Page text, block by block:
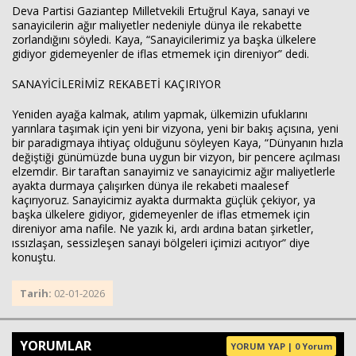
Deva Partisi Gaziantep Milletvekili Ertuğrul Kaya, sanayi ve
sanayicilerin ağır maliyetler nedeniyle dünya ile rekabette
zorlandığını söyledi. Kaya, “Sanayicilerimiz ya başka ülkelere
gidiyor gidemeyenler de iflas etmemek için direniyor” dedi.
SANAYİCİLERİMİZ REKABETİ KAÇIRIYOR
Yeniden ayağa kalmak, atılım yapmak, ülkemizin ufuklarını
yarınlara taşımak için yeni bir vizyona, yeni bir bakış açısına, yeni
bir paradigmaya ihtiyaç olduğunu söyleyen Kaya, “Dünyanın hızla
değiştiği günümüzde buna uygun bir vizyon, bir pencere açılması
elzemdir. Bir taraftan sanayimiz ve sanayicimiz ağır maliyetlerle
ayakta durmaya çalışırken dünya ile rekabeti maalesef
kaçırıyoruz. Sanayicimiz ayakta durmakta güçlük çekiyor, ya
başka ülkelere gidiyor, gidemeyenler de iflas etmemek için
direniyor ama nafile. Ne yazık ki, ardı ardına batan şirketler,
ıssızlaşan, sessizleşen sanayi bölgeleri içimizi acıtıyor” diye
konuştu.
Tarih: 02-01-2026
YORUMLAR YORUM YAP | 0 Yorum